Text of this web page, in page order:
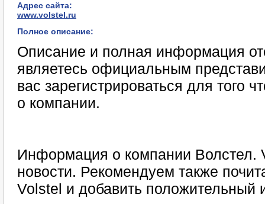
Адрес сайта:
www.volstel.ru
Полное описание:
Описание и полная информация
являетесь официальным
вас зарегистрироваться для того
о компании.
Информация о компании Волстел.
новости. Рекомендуем также
Volstel и добавить положительный